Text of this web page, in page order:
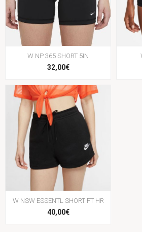
W NP 365 SHORT 5IN
32,00€
W NSW ESSENTL SHORT FT HR
40,00€